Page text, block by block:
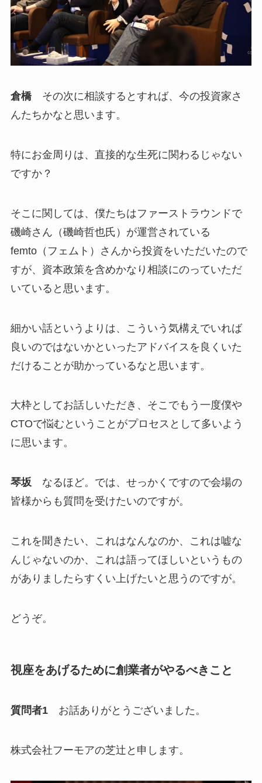
倉橋その次に相談するとすれば、今の投資家さ
んたちかなと思います。
特にお金周りは、直接的な生死に関わるじゃない
ですか？
そこに関しては、僕たちはファーストラウンドで
磯崎さん（磯崎哲也氏）が運営されている
femto（フェムト）さんから投資をいただいたので
すが、資本政策を含めかなり相談にのっていただ
いていると思います。
細かい話というよりは、こういう気構えでいれば
良いのではないかといったアドバイスを良くいた
だけることが助かっているなと思います。
大枠としてお話しいただき、そこでもう一度僕や
CTOで悩むということがプロセスとして多いよう
に思います。
琴坂なるほど。では、せっかくですので会場の
皆様からも質問を受けたいのですが。
これを聞きたい、これはなんなのか、これは嘘な
んじゃないのか、これは語ってほしいというもの
がありましたらすくい上げたいと思うのですが。
どうぞ。
視座をあげるために創業者がやるべきこと
質問者1お話ありがとうございました。
株式会社フーモアの芝辻と申します。